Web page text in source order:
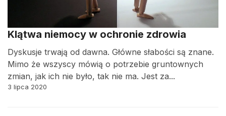
Klątwa niemocy w ochronie zdrowia
Dyskusje trwają od dawna. Główne słabości są znane.
Mimo że wszyscy mówią o potrzebie gruntownych
zmian, jak ich nie było, tak nie ma. Jest za...
3 lipca 2020